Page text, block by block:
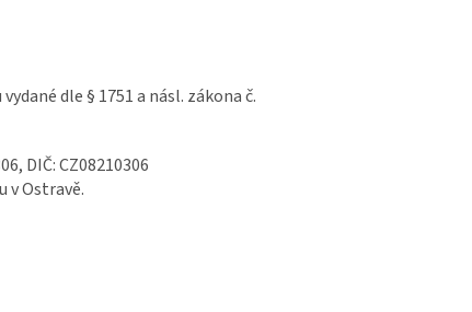
vydané dle § 1751 a násl. zákona č.
DIČ: CZ08210306
v Ostravě.